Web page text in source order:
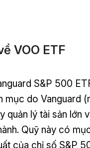
VOO ETF
S&P 500
mục do Vanguard
quản lý tài sản lớn
Quỹ này có
của chỉ số S&P